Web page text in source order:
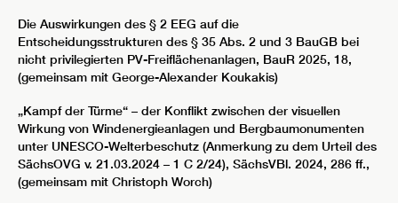
Die Auswirkungen des § 2 EEG auf die
Entscheidungsstrukturen des § 35 Abs. 2 und 3 BauGB bei
nicht privilegierten PV-Freiflächenanlagen, BauR 2025, 18,
(gemeinsam mit George-Alexander Koukakis)
„Kampf der Türme“ – der Konflikt zwischen der visuellen
Wirkung von Windenergieanlagen und Bergbaumonumenten
unter UNESCO-Welterbeschutz (Anmerkung zu dem Urteil des
SächsOVG v. 21.03.2024 – 1 C 2/24), SächsVBl. 2024, 286 ff.,
(gemeinsam mit Christoph Worch)